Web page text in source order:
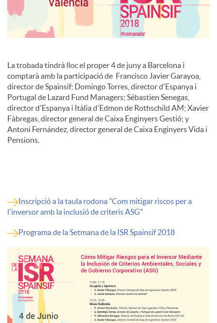
La trobada tindrà lloc el proper 4 de juny a Barcelona i
comptarà amb la participació de Francisco Javier Garayoa,
director de Spainsif; Domingo Torres, director d'Espanya i
Portugal de Lazard Fund Managers; Sébastien Senegas,
director d'Espanya i Itàlia d'Edmon de Rothschild AM; Xavier
Fàbregas, director general de Caixa Enginyers Gestió; y
Antoni Fernández, director general de Caixa Enginyers Vida i
Pensions.
Inscripció a la taula rodona "Com mitigar riscos per a
l'inversor amb la inclusió de criteris ASG"
Programa de la Setmana de la ISR Spainsif 2018